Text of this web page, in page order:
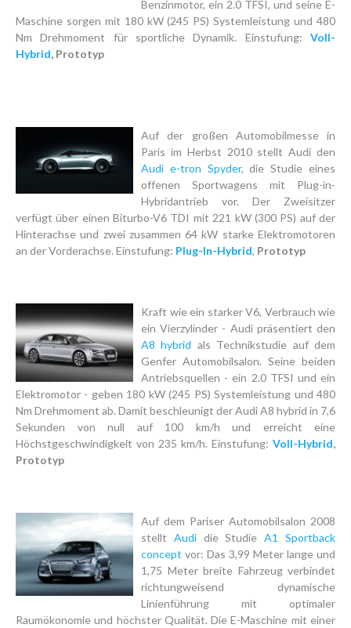
Benzinmotor, ein 2.0 TFSI, und seine E-
Maschine sorgen mit 180 kW (245 PS) Systemleistung und 480
Nm Drehmoment für sportliche Dynamik. Einstufung: Voll-
Hybrid, Prototyp
Auf der großen Automobilmesse in
Paris im Herbst 2010 stellt Audi den
Audi e-tron Spyder, die Studie eines
offenen Sportwagens mit Plug-in-
Hybridantrieb vor. Der Zweisitzer
verfügt über einen Biturbo-V6 TDI mit 221 kW (300 PS) auf der
Hinterachse und zwei zusammen 64 kW starke Elektromotoren
an der Vorderachse. Einstufung: Plug-In-Hybrid, Prototyp
Kraft wie ein starker V6, Verbrauch wie
ein Vierzylinder - Audi präsentiert den
A8 hybrid als Technikstudie auf dem
Genfer Automobilsalon. Seine beiden
Antriebsquellen - ein 2.0 TFSI und ein
Elektromotor - geben 180 kW (245 PS) Systemleistung und 480
Nm Drehmoment ab. Damit beschleunigt der Audi A8 hybrid in 7,6
Sekunden von null auf 100 km/h und erreicht eine
Höchstgeschwindigkeit von 235 km/h. Einstufung: Voll-Hybrid,
Prototyp
Auf dem Pariser Automobilsalon 2008
stellt Audidie StudieA1 Sportback
concept vor: Das 3,99 Meter lange und
1,75 Meter breite Fahrzeug verbindet
richtungweisend dynamische
Linienführung mit optimaler
Raumökonomie und höchster Qualität. Die E-Maschine mit einer